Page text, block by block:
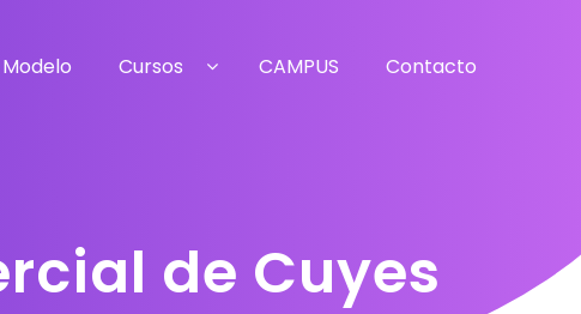
Cursos CAMPUS Contacto
de Cuyes